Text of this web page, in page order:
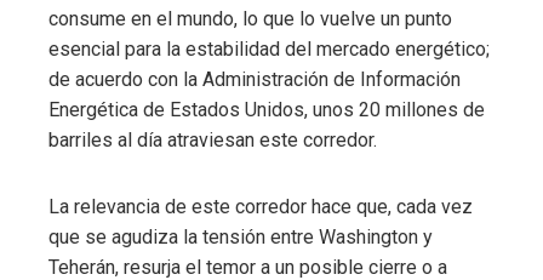
consume en el mundo, lo que lo vuelve un punto
esencial para la estabilidad del mercado energético;
de acuerdo con la Administración de Información
Energética de Estados Unidos, unos 20 millones de
barriles al día atraviesan este corredor.
La relevancia de este corredor hace que, cada vez
que se agudiza la tensión entre Washington y
Teherán, resurja el temor a un posible cierre o a